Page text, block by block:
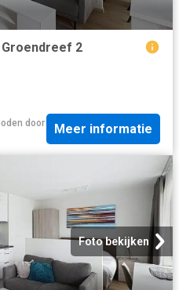
2
door
Meer informatie
Foto bekijken